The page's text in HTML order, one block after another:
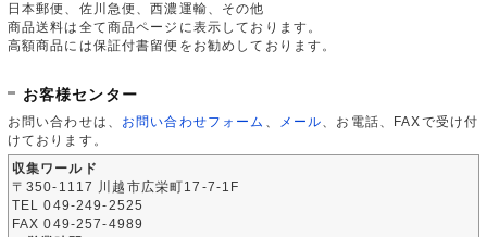
日本郵便、佐川急便、西濃運輸、その他
商品送料は全て商品ページに表示しております。
高額商品には保証付書留便をお勧めしております。
お客様センター
お問い合わせは、 お問い合わせフォーム メール 、お電話、FAXで受け付
けております。
収集ワールド
〒350-1117 川越市広栄町17-7-1F
TEL 049-249-2525
FAX 049-257-4989